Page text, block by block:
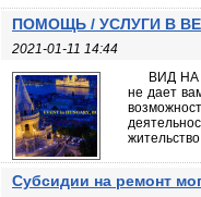
ПОМОЩЬ / УСЛУГИ В
2021-01-11 14:44
ВИД НА
не дает
Субсидии на ремонт